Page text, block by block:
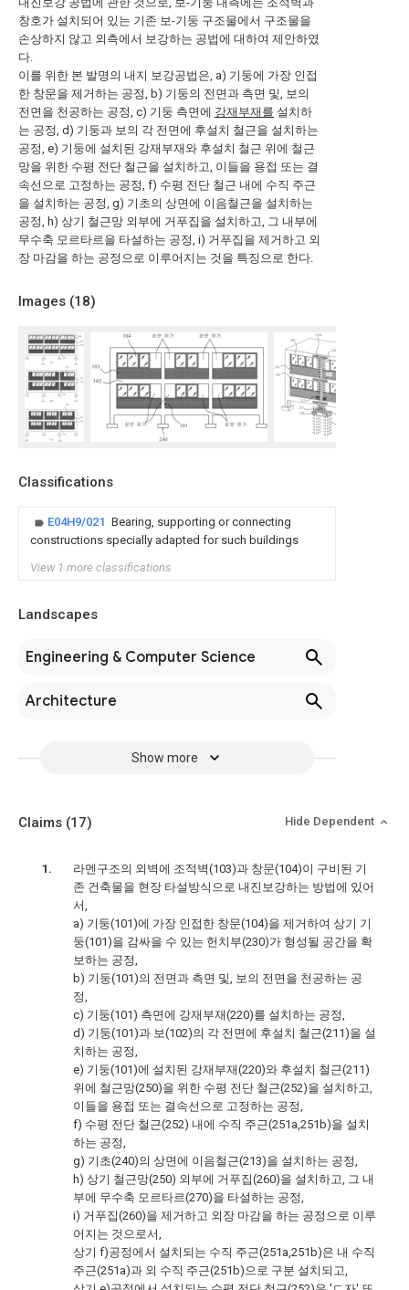
창호가 설치되어 있는 기존 보-기둥 구조물에서 구조물을
손상하지 않고 외측에서 보강하는 공법에 대하여 제안하였
다.
이를 위한 본 발명의 내지 보강공법은, a) 기둥에 가장 인접
한 창문을 제거하는 공정, b) 기둥의 전면과 측면 및, 보의
전면을 천공하는 공정, c) 기둥 측면에 강재부재를 설치하
는 공정, d) 기둥과 보의 각 전면에 후설치 철근을 설치하는
공정, e) 기둥에 설치된 강재부재와 후설치 철근 위에 철근
망을 위한 수평 전단 철근을 설치하고, 이들을 용접 또는 결
속선으로 고정하는 공정, f) 수평 전단 철근 내에 수직 주근
을 설치하는 공정, g) 기초의 상면에 이음철근을 설치하는
공정, h) 상기 철근망 외부에 거푸집을 설치하고, 그 내부에
무수축 모르타르을 타설하는 공정, i) 거푸집을 제거하고 외
장 마감을 하는 공정으로 이루어지는 것을 특징으로 한다.
Images (18)
Classifications
E04H9/021 Bearing, supporting or connecting
constructions specially adapted for such buildings
View 1 more classifications
Landscapes
Engineering & Computer Science
Architecture
Show more
Claims (17) Hide Dependent
라멘구조의 외벽에 조적벽(103)과 창문(104)이 구비된 기
존 건축물을 현장 타설방식으로 내진보강하는 방법에 있어
서,
a) 기둥(101)에 가장 인접한 창문(104)을 제거하여 상기 기
둥(101)을 감싸을 수 있는 헌치부(230)가 형성될 공간을 확
보하는 공정,
b) 기둥(101)의 전면과 측면 및, 보의 전면을 천공하는 공
정,
c) 기둥(101) 측면에 강재부재(220)를 설치하는 공정,
d) 기둥(101)과 보(102)의 각 전면에 후설치 철근(211)을 설
치하는 공정,
e) 기둥(101)에 설치된 강재부재(220)와 후설치 철근(211)
위에 철근망(250)을 위한 수평 전단 철근(252)을 설치하고,
이들을 용접 또는 결속선으로 고정하는 공정,
f) 수평 전단 철근(252) 내에 수직 주근(251a,251b)을 설치
하는 공정,
g) 기초(240)의 상면에 이음철근(213)을 설치하는 공정,
h) 상기 철근망(250) 외부에 거푸집(260)을 설치하고, 그 내
부에 무수축 모르타르(270)을 타설하는 공정,
i) 거푸집(260)을 제거하고 외장 마감을 하는 공정으로 이루
어지는 것으로서,
상기 f)공정에서 설치되는 수직 주근(251a,251b)은 내 수직
주근(251a)과 외 수직 주근(251b)으로 구분 설치되고,